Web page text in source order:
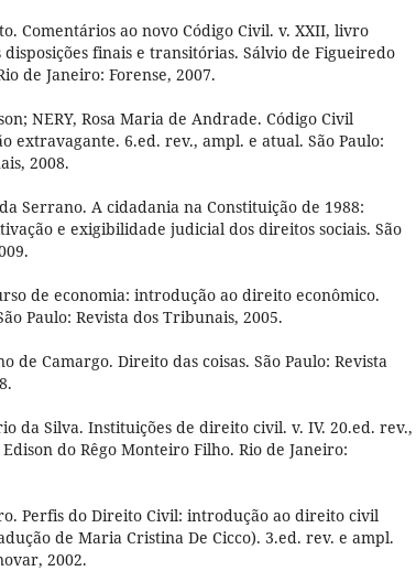
Comentários ao novo Código Civil. v. XXII, livro
finais e transitórias. Sálvio de Figueiredo
de Janeiro: Forense, 2007.
NERY, Rosa Maria de Andrade. Código Civil
extravagante. 6.ed. rev., ampl. e atual. São Paulo:
2008.
Serrano. A cidadania na Constituição de 1988:
e exigibilidade judicial dos direitos sociais. São
de economia: introdução ao direito econômico.
Paulo: Revista dos Tribunais, 2005.
de Camargo. Direito das coisas. São Paulo: Revista
da Silva. Instituições de direito civil. v. IV. 20.ed. rev.,
do Rêgo Monteiro Filho. Rio de Janeiro:
Perfis do Direito Civil: introdução ao direito civil
de Maria Cristina De Cicco). 3.ed. rev. e ampl.
2002.